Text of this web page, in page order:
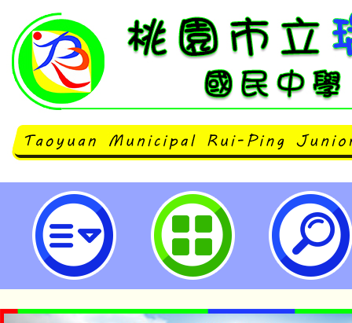
中原大學辦理「歐洲中世紀的藝術
何看懂一幅畫：西方古典藝術圖像
同步授課課程招生-桃園市立瑞坪